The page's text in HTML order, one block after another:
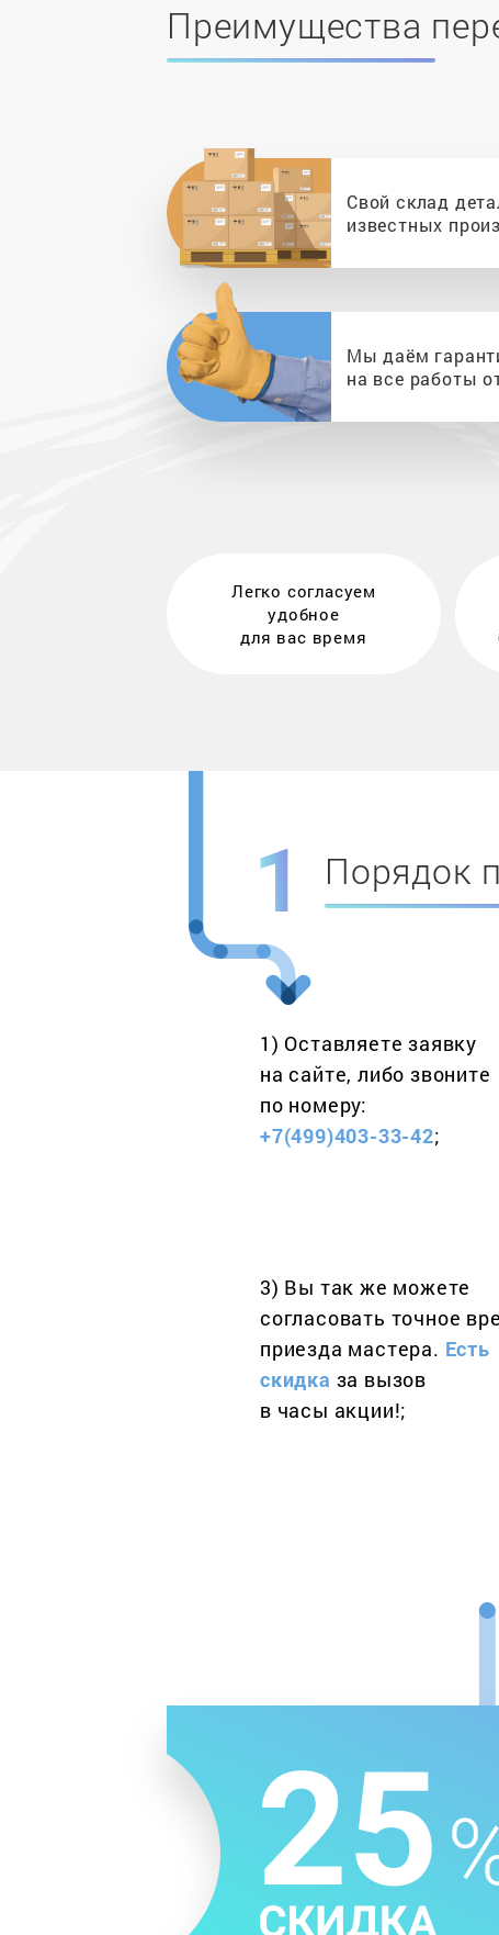
Преимущества
Свой склад
известных
Мы даём
на все работы
Легко согласуем
удобное
для вас время
Порядок
1) Оставляете заявку
на сайте, либо звоните
по номеру:
+7(499)403-33-42;
3) Вы так же можете
согласовать точное
приезда мастера. Есть
скидка за вызов
в часы акции!;